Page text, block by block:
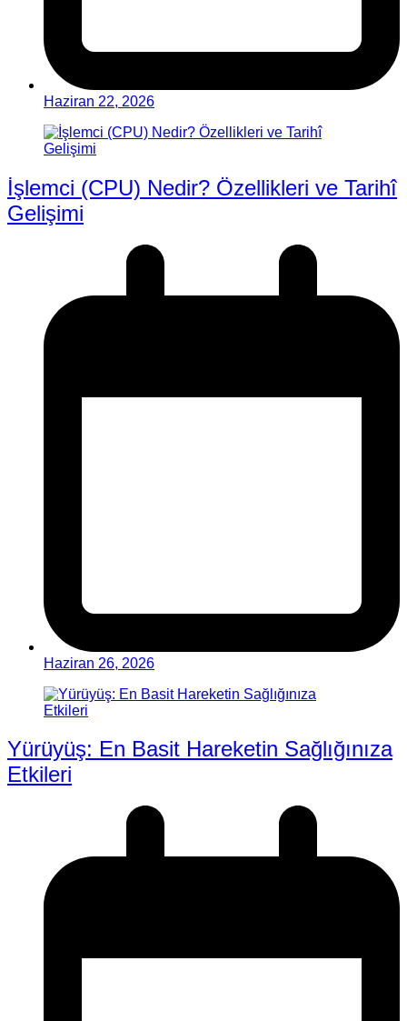
Haziran 22, 2026
İşlemci (CPU) Nedir? Özellikleri ve Tarihî
Gelişimi
Haziran 26, 2026
Yürüyüş: En Basit Hareketin Sağlığınıza
Etkileri